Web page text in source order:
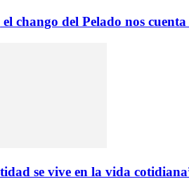
chango del Pelado nos
se vive en la vida